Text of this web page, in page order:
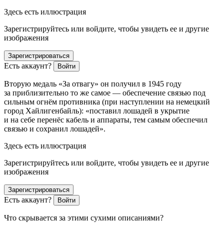
Здесь есть иллюстрация
Зарегистрируйтесь или войдите, чтобы увидеть ее и другие
изображения
Зарегистрироваться
Есть аккаунт? Войти
Вторую медаль «За отвагу» он получил в 1945 году
за приблизительно то же самое — обеспечение связью под
сильным огнём противника (при наступлении на немецкий
город Хайлигенбайль): «поставил лошадей в укрытие
и на себе перенёс кабель и аппараты, тем самым обеспечил
связью и сохранил лошадей».
Здесь есть иллюстрация
Зарегистрируйтесь или войдите, чтобы увидеть ее и другие
изображения
Зарегистрироваться
Есть аккаунт? Войти
Что скрывается за этими сухими описаниями?